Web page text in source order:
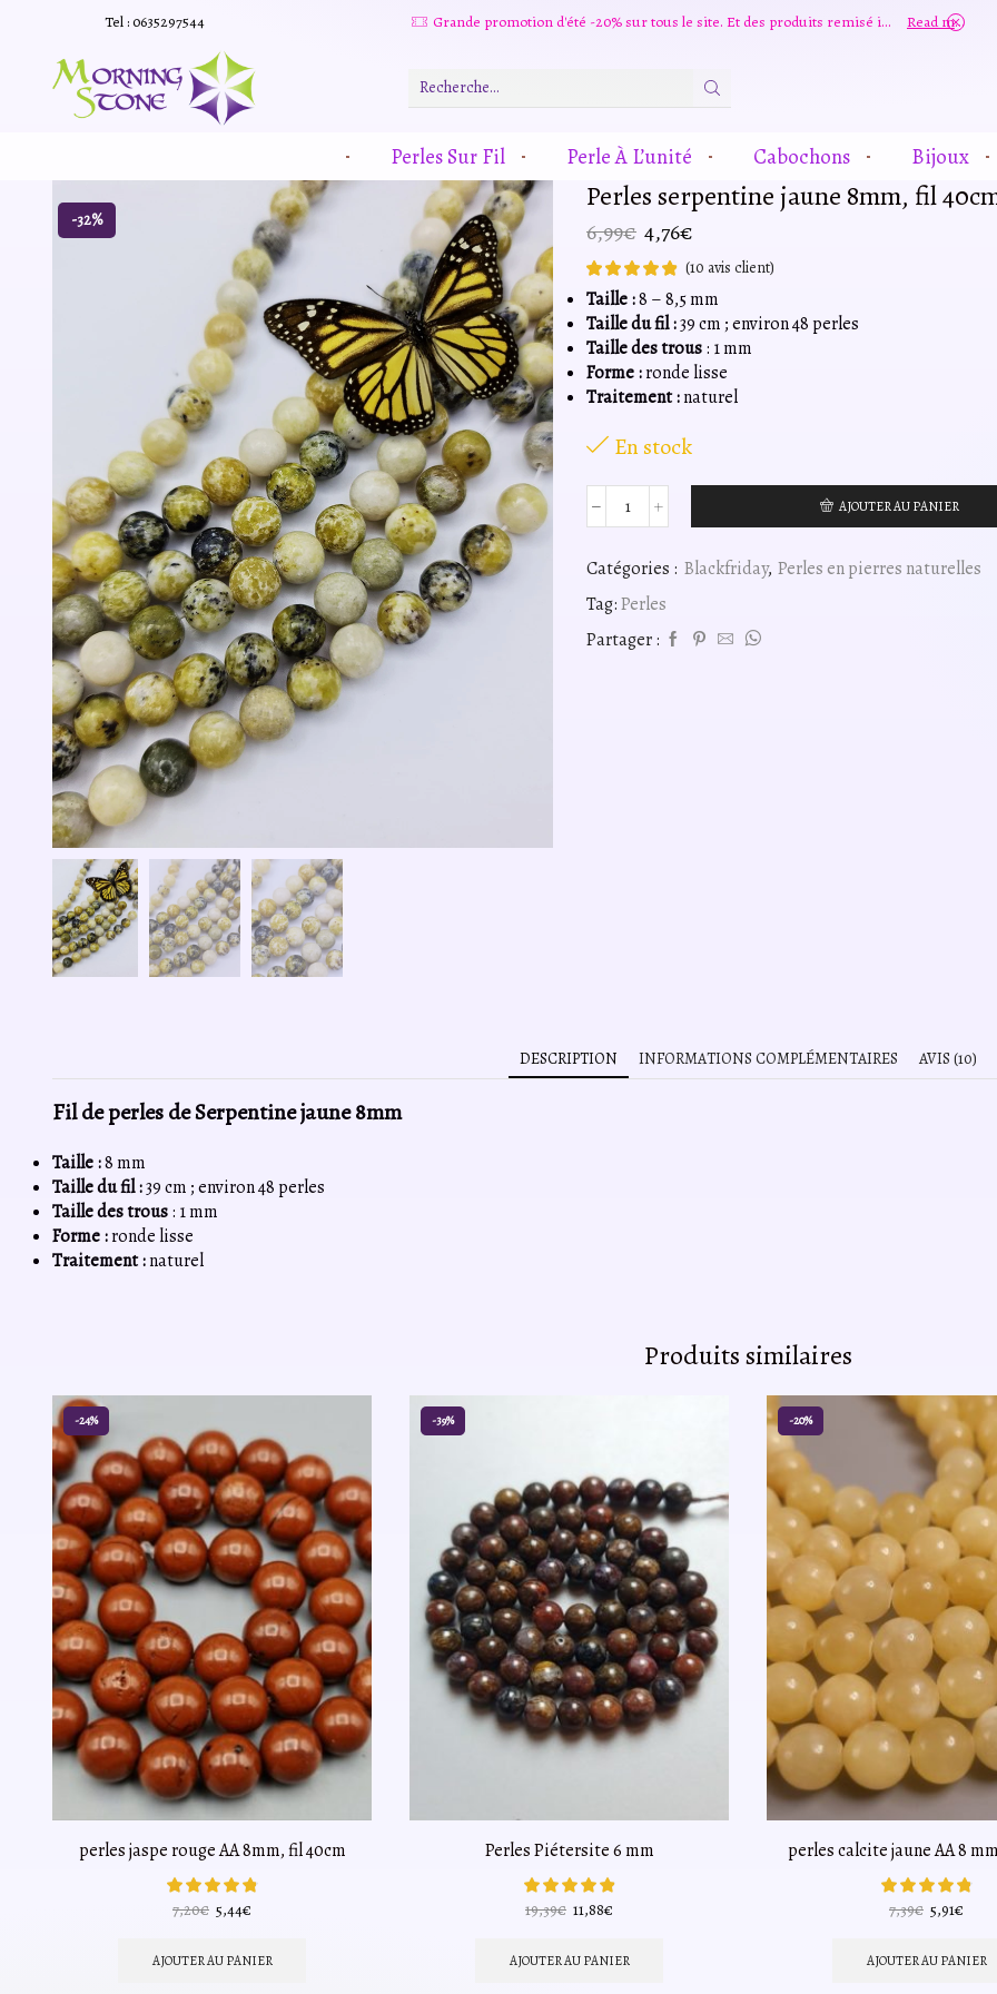
Tel : 0635297544 Grande promotion d'été -20% sur tous le site. Et des produits remisé indépendamment Read more
De
Recherche
Perles Sur Fil Perle À L’unité Cabochons Bijoux
-32%
Perles serpentine jaune 8mm, fil
6,99€ Le
prix
initial
était :
6,99€.
4,76€
prix
actuel
est :
4,76€.
(10 avis client)
Taille :8 – 8,5 mm
Taille du fil :39 cm ; environ 48 perles
Taille des trous: 1 mm
Forme :ronde lisse
Traitement :naturel
En stock
quantité
Perles
serpentine
jaune
fil
AJOUTER AU PANIER
Catégories : Blackfriday, Perles en pierres naturelles
Tag:Perles
Partager :
DESCRIPTION INFORMATIONS COMPLÉMENTAIRES AVIS (10)
Fil de perles de Serpentine jaune 8mm
Taille :8 mm
Taille du fil :39 cm ; environ 48 perles
Taille des trous: 1 mm
Forme :ronde lisse
Traitement :naturel
Produits similaires
-24%
perles jaspe rouge AA 8mm, fil 40cm
7,20€ Le
initial
5,44€
actuel
AJOUTER AU PANIER
-39%
Perles Piétersite 6 mm
19,39€ Le
initial
11,88€
actuel
AJOUTER AU PANIER
-20%
perles calcite jaune AA 8
7,39€ Le
initial
5,91€
AJOUTER AU PANIER